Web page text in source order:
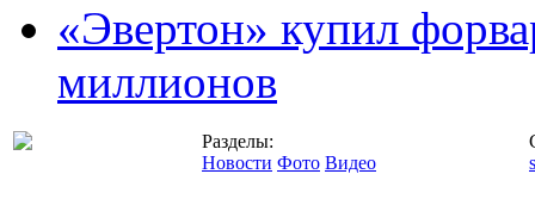
«Эвертон» купил
миллионов
Разделы:
Новости Фото Видео